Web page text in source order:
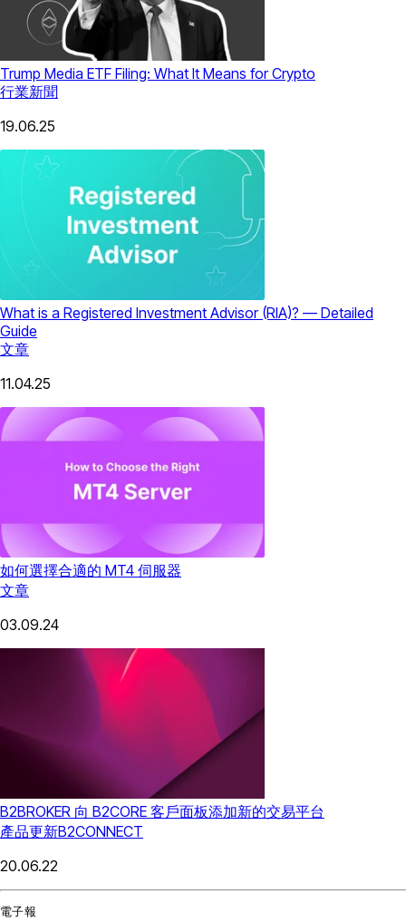
Trump Media ETF Filing: What It Means for Crypto
行業新聞
19.06.25
What is a Registered Investment Advisor (RIA)? — Detailed
Guide
文章
11.04.25
如何選擇合適的 MT4 伺服器
文章
03.09.24
B2BROKER 向 B2CORE 客戶面板添加新的交易平台
產品更新B2CONNECT
20.06.22
電子報